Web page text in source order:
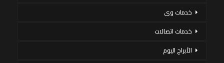
خدمات وى
خدمات اتصالات
الأبراج اليوم